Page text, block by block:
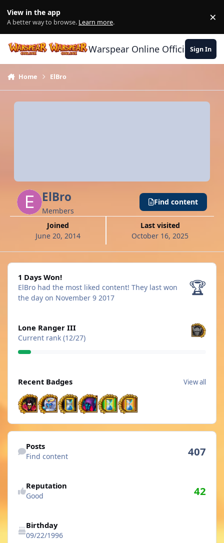
View in the app
A better way to browse. Learn more. ×
Warspear Online Official Forum
Sign In
Home ElBro
ElBro
Members
Joined
June 20, 2014
Last visited
October 16, 2025
Find content
1 Days Won!
1 Days Won!
ElBro had the most liked content! They last won
the day on November 9 2017
🏆
Lone Ranger III
Current rank (12/27)
Recent Badges View all
Find content
Posts
Find content 407
Reputation
Good 42
Birthday
09/22/1996